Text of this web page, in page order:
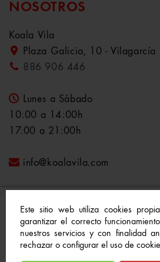
Este sitio web utiliza cookies
garantizar el correcto
nuestros servicios y con finalidad
rechazar o configurar el uso de
NOSOTROS
Koala Vila
Plaza Galicia, 10 - Vilagarcía
886 906 446
Lunes a Sábado
10:00 a 14:00h
17:00 a 21:00h
info@koalavila.com
© 2021-2022 Koala Vila™.